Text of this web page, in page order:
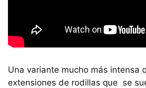
Una variante mucho más intensa
extensiones de rodillas que se